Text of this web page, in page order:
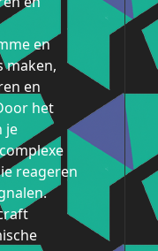
en
maken,
en
het
je
reageren